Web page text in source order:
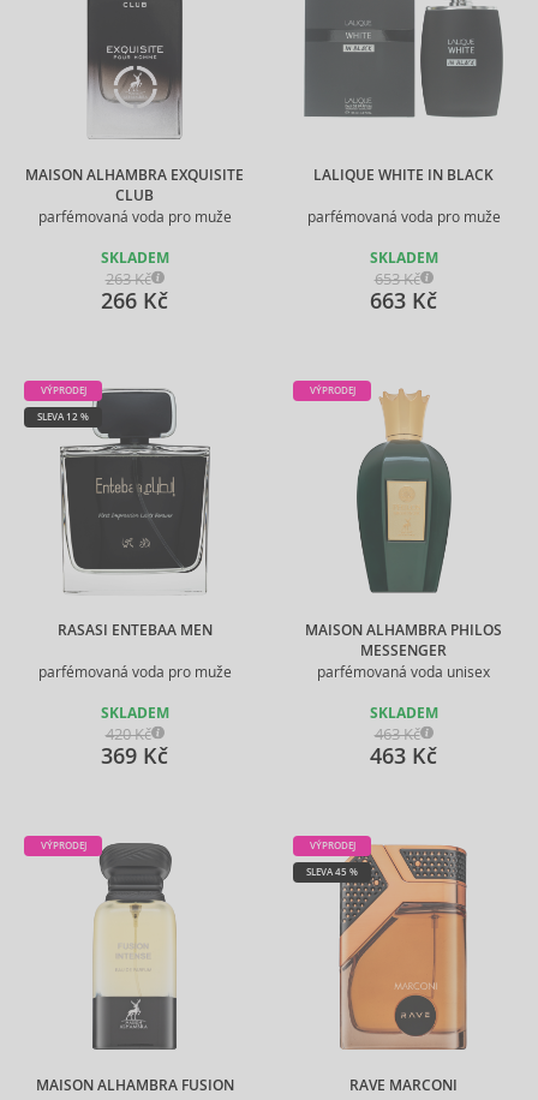
MAISON ALHAMBRA EXQUISITE
CLUB
parfémovaná voda pro muže
SKLADEM
263 Kč
266 Kč
LALIQUE WHITE IN BLACK
parfémovaná voda pro muže
SKLADEM
653 Kč
663 Kč
RASASI ENTEBAA MEN
parfémovaná voda pro muže
VÝPRODEJ
SLEVA 12 %
SKLADEM
420 Kč
369 Kč
MAISON ALHAMBRA PHILOS
MESSENGER
parfémovaná voda unisex
VÝPRODEJ
SKLADEM
463 Kč
463 Kč
MAISON ALHAMBRA FUSION
VÝPRODEJ
RAVE MARCONI
VÝPRODEJ
SLEVA 45 %